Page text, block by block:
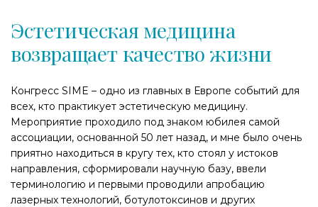
Эстетическая медицина
возвращает качество жизни
Конгресс SIME – одно из главных в Европе событий для
всех, кто практикует эстетическую медицину.
Мероприятие проходило под знаком юбилея самой
ассоциации, основанной 50 лет назад, и мне было очень
приятно находиться в кругу тех, кто стоял у истоков
направления, сформировали научную базу, ввели
терминологию и первыми проводили апробацию
лазерных технологий, ботулотоксинов и других